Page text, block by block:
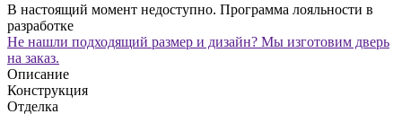
В настоящий момент недоступно. Программа лояльности в
разработке
Не нашли подходящий размер и дизайн? Мы изготовим дверь
на заказ.
Описание
Конструкция
Отделка